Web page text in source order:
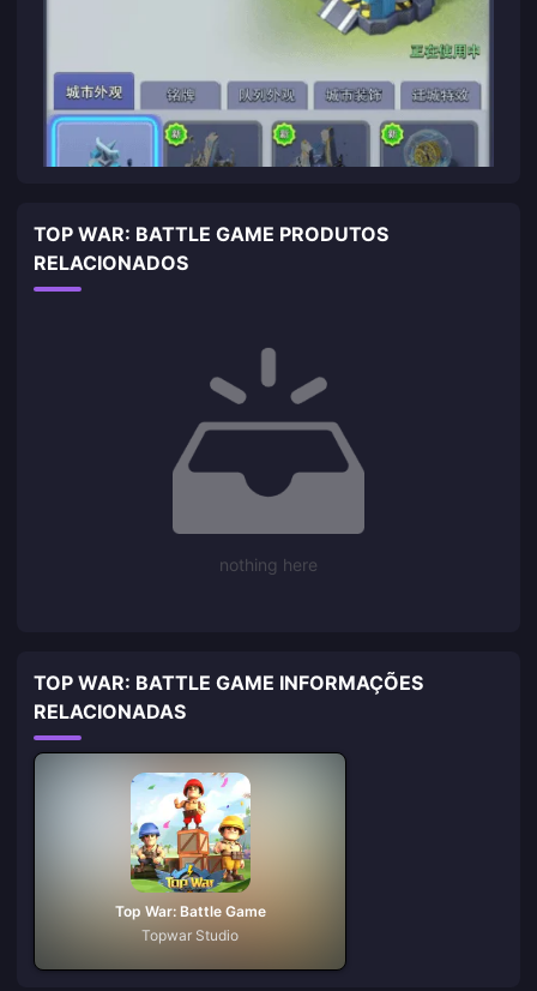
TOP WAR: BATTLE GAME PRODUTOS
RELACIONADOS
nothing here
TOP WAR: BATTLE GAME INFORMAÇÕES
RELACIONADAS
Top War: Battle Game
Topwar Studio